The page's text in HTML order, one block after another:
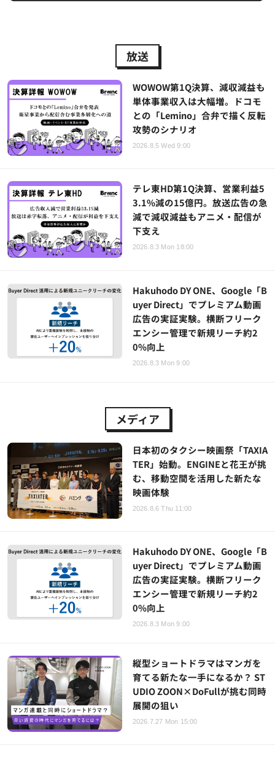
放送
WOWOW第1Q決算、減収減益も
単体事業収入は大幅増。ドコモ
との「Lemino」合弁で描く反転
攻勢のシナリオ
2026.8.5 Wed 9:00
テレ東HD第1Q決算、営業利益5
3.1%減の15億円。放送広告の急
減で減収減益もアニメ・配信が
下支え
2026.8.3 Mon 18:00
Hakuhodo DY ONE、Google「B
uyer Direct」でプレミアム動画
広告の実証実験。横断フリーク
エンシー管理で新規リーチ約2
0%向上
2026.8.3 Mon 9:00
メディア
日本初のタクシー映画祭「TAXIA
TER」始動。ENGINEと花王が挑
む、移動空間を活用した新たな
映画体験
2026.8.6 Thu 11:00
Hakuhodo DY ONE、Google「B
uyer Direct」でプレミアム動画
広告の実証実験。横断フリーク
エンシー管理で新規リーチ約2
0%向上
2026.8.3 Mon 9:00
縦型ショートドラマはマンガを
育てる新たな一手になるか？ ST
UDIO ZOON×DoFullが挑む同時
展開の狙い
2026.7.27 Mon 15:00